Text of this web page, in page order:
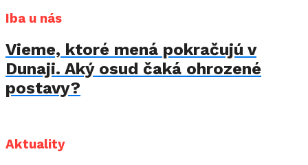
Iba u nás
Vieme, ktoré mená pokračujú v
Dunaji. Aký osud čaká ohrozené
postavy?
Aktuality